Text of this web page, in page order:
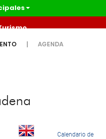
AGENDA
Calendario de